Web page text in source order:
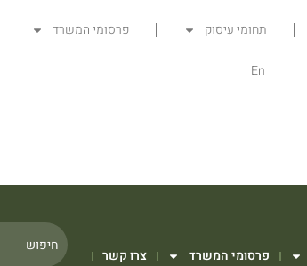
תחומי עיסוק פרסומי המשרד
En
פרסומי המשרד
צרו קשר